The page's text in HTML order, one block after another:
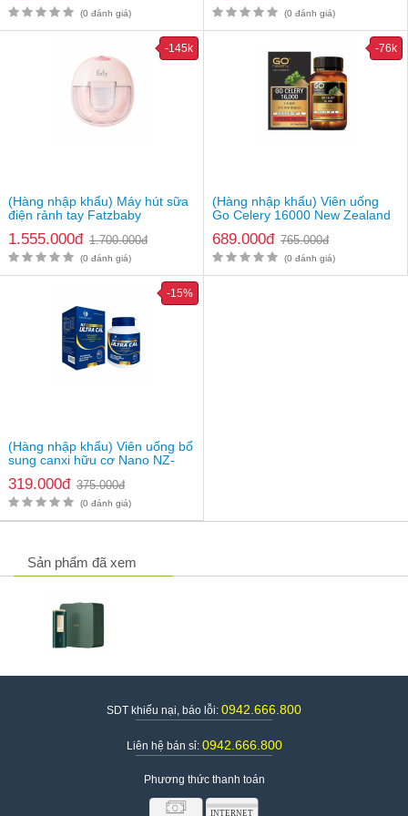
Thông tin sản phẩm
Tên sản phẩm
Máy triệt lông Ulike Sapphire Air
Cooling IPL của Hàn
Xuất xứ thương hiệu
4.399.000vnđ/máy
(0 đánh giá) (0 đánh giá)
(Hàng nhập khẩu) Máy hút sữa
điện rảnh tay Fatzbaby
1.555.000đ 1.700.000đ
-145k
(0 đánh giá)
(Hàng nhập khẩu) Viên uống
Go Celery 16000 New Zealand
689.000đ 765.000đ
-76k
(0 đánh giá)
(Hàng nhập khẩu) Viên uống bổ
sung canxi hữu cơ Nano NZ-
319.000đ 375.000đ
-15%
(0 đánh giá)
Sản phẩm đã xem
SDT khiếu nại, báo lỗi: 0942.666.800
Liên hệ bán sỉ: 0942.666.800
Phương thức thanh toán